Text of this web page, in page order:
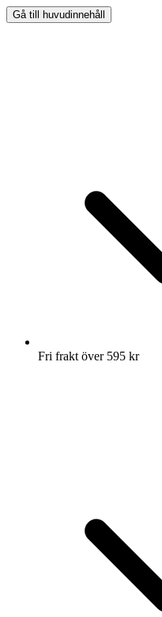
Gå till huvudinnehåll
Fri frakt över 595 kr